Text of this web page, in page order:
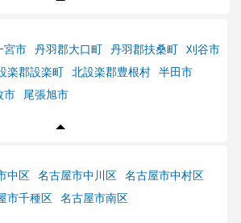
宮市 丹羽郡大口町 丹羽郡扶桑町
刈谷市
楽郡設楽町 北設楽郡豊根村
半田市
市 尾張旭市
中区 名古屋市中川区
名古屋市中村区
市千種区 名古屋市南区